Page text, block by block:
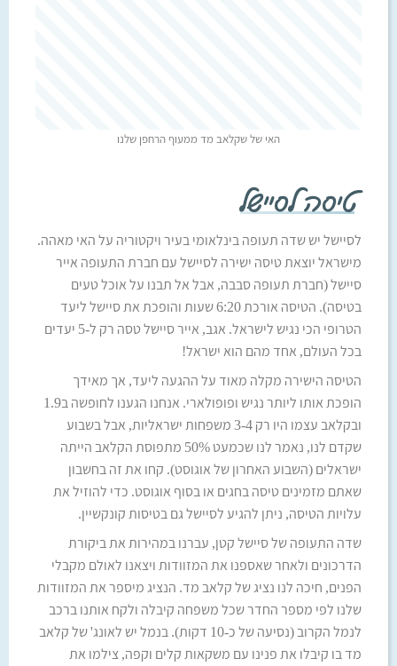
האי של שקלאב מד ממעוף הרחפן שלנו
טיסה לסיישל
לסיישל יש שדה תעופה בינלאומי בעיר ויקטוריה על האי מאהה.
מישראל יוצאת טיסה ישירה לסיישל עם חברת התעופה אייר
סיישל (חברת תעופה סבבה, אבל אל תבנו על אוכל טעים
בטיסה). הטיסה אורכת 6:20 שעות והופכת את סיישל ליעד
הטרופי הכי נגיש לישראל. אגב, אייר סיישל טסה רק ל-5 יעדים
בכל העולם, אחד מהם הוא ישראל!
הטיסה הישירה מקלה מאוד על ההגעה ליעד, אך מאידך
הופכת אותו ליותר נגיש ופופולארי. אנחנו הגענו לחופשה ב1.9
ובקלאב עצמו היו רק 3-4 משפחות ישראליות, אבל בשבוע
שקדם לנו, נאמר לנו שכמעט 50% מתפוסת הקלאב הייתה
ישראלים (השבוע האחרון של אוגוסט). קחו את זה בחשבון
שאתם מזמינים טיסה בחגים או בסוף אוגוסט. כדי להוזיל את
עלויות הטיסה, ניתן להגיע לסיישל גם בטיסות קונקשיין.
שדה התעופה של סיישל קטן, עברנו במהירות את ביקורת
הדרכונים ולאחר שאספנו את המזוודות ויצאנו לאולם מקבלי
הפנים, חיכה לנו נציג של קלאב מד. הנציג מיספר את המזוודות
שלנו לפי מספר החדר שכל משפחה קיבלה ולקח אותנו ברכב
לנמל הקרוב (נסיעה של כ-10 דקות). בנמל יש לאונג' של קלאב
מד בו קיבלו את פנינו עם משקאות קלים וקפה, צילמו את